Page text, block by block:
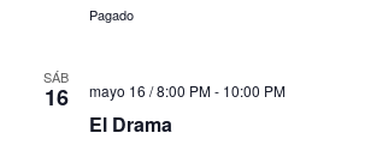
Pagado
SÁB
16 mayo 16 / 8:00 PM- 10:00 PM
El Drama